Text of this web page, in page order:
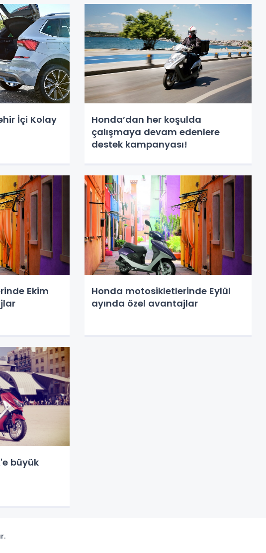
İçi Kolay
Honda’dan her koşulda
çalışmaya devam edenlere
destek kampanyası!
Ekim
Honda motosikletlerinde Eylül
ayında özel avantajlar
büyük